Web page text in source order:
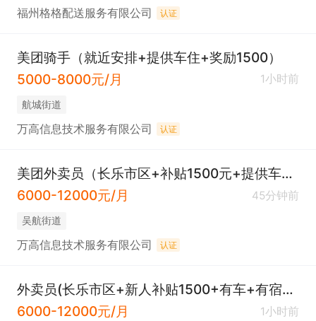
福州格格配送服务有限公司 认证
美团骑手（就近安排+提供车住+奖励1500）
5000-8000元/月
1小时前
​航城街道
万高信息技术服务有限公司 认证
美团外卖员（长乐市区+补贴1500元+提供车住+免费培训）
6000-12000元/月
45分钟前
吴航街道
万高信息技术服务有限公司 认证
外卖员(长乐市区+新人补贴1500+有车+有宿舍+就近安排)
6000-12000元/月
1小时前